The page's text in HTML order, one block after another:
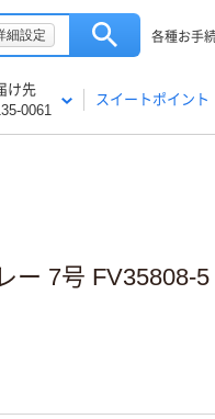
細設定 各種お手
け先
0061
スイートポイント
ー 7号 FV35808-